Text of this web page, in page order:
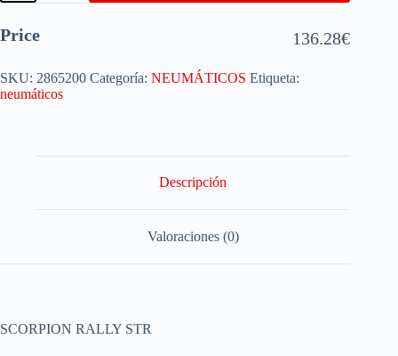
Price 136.28€
SKU: 2865200 Categoría: NEUMÁTICOS Etiqueta:
neumáticos
Descripción
Valoraciones (0)
SCORPION RALLY STR